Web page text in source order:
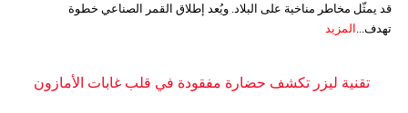
قد يمثّل مخاطر مناخية على البلاد. ويُعد إطلاق القمر الصناعي خطوة
تهدف...
المزيد
تقنية ليزر تكشف حضارة مفقودة في قلب غابات الأمازون